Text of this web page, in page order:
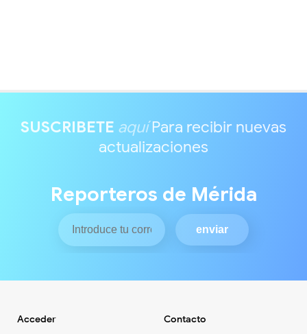
SUSCRIBETE aquíPara recibir nuevas
actualizaciones
Reporteros de Mérida
Acceder Contacto